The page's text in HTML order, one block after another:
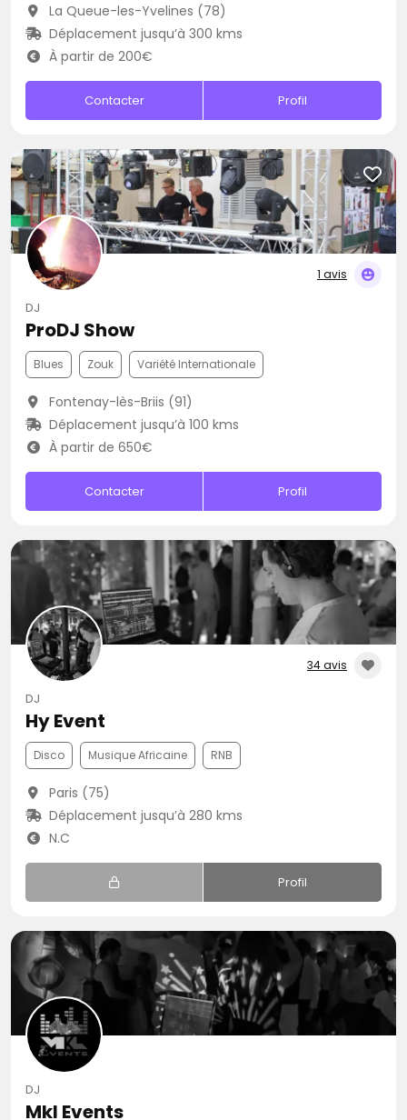
La Queue-les-Yvelines (78)
Déplacement jusqu’à 300 kms
À partir de 200€
Contacter Profil
1 avis
DJ
ProDJ Show
Blues Zouk Variété Internationale
Fontenay-lès-Briis (91)
Déplacement jusqu’à 100 kms
À partir de 650€
Contacter Profil
34 avis
DJ
Hy Event
Disco Musique Africaine RNB
Paris (75)
Déplacement jusqu’à 280 kms
N.C
Profil
DJ
Mkl Events